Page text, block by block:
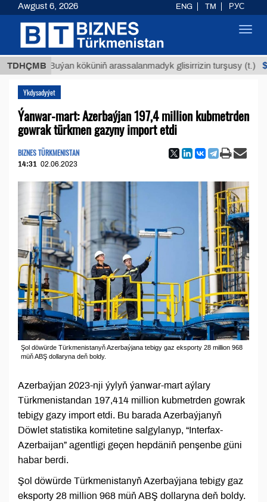
TDHÇMB
Buýan köküniň arassalanmadyk glisirrizin turşusy (t.)
Ykdysadyýet
Ýanwar-mart: Azerbaýjan 197,4 million kubmetrden
gowrak türkmen gazyny import etdi
BIZNES TÜRKMENISTAN
14:31 02.06.2023
Şol döwürde Türkmenistanyň Azerbaýjana tebigy gaz eksporty 28 million 968
müň ABŞ dollaryna deň boldy.
Azerbaýjan 2023-nji ýylyň ýanwar-mart aýlary
Türkmenistandan 197,414 million kubmetrden gowrak
tebigy gazy import etdi. Bu barada Azerbaýjanyň
Döwlet statistika komitetine salgylanyp, “Interfax-
Azerbaijan” agentligi geçen hepdäniň penşenbe güni
habar berdi.
Şol döwürde Türkmenistanyň Azerbaýjana tebigy gaz
eksporty 28 million 968 müň ABŞ dollaryna deň boldy.
Awgust 6, 2026 ENG TM РУС